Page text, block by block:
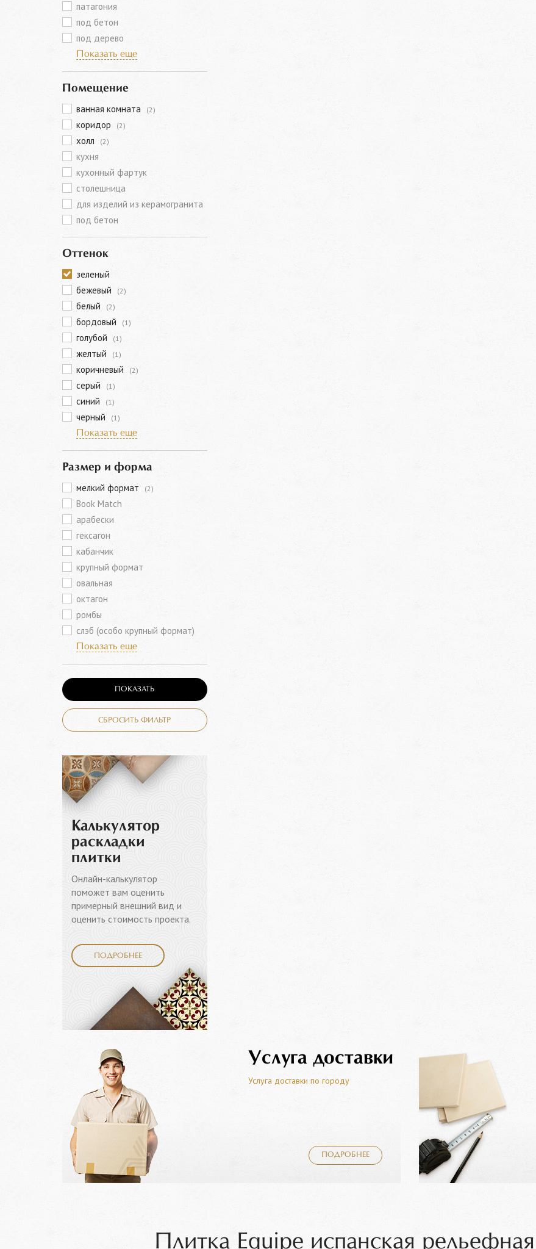
патагония
под бетон
под дерево
Показать еще
Помещение
ванная комната (2)
коридор (2)
холл (2)
кухня
кухонный фартук
столешница
для изделий из керамогранита
под бетон
Оттенок
зеленый
бежевый
(2)
белый (2)
бордовый (1)
голубой (1)
желтый (1)
коричневый (2)
серый (1)
синий (1)
черный
(1)
Показать еще
Размер и форма
мелкий формат (2)
Book Match
арабески
гексагон
кабанчик
крупный формат
овальная
октагон
ромбы
слэб (особо крупный формат)
Показать еще
ПОКАЗАТЬ
СБРОСИТЬ ФИЛЬТР
Калькулятор
раскладки
плитки
Онлайн-калькулятор
поможет вам оценить
примерный внешний вид и
оценить стоимость проекта.
ПОДРОБНЕЕ
Услуга доставки
Услуга доставки по городу
ПОДРОБНЕЕ
Плитка Equipe испанская